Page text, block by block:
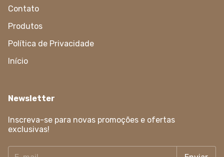
Contato
Produtos
Política de Privacidade
Início
Newsletter
Inscreva-se para novas promoções e ofertas
exclusivas!